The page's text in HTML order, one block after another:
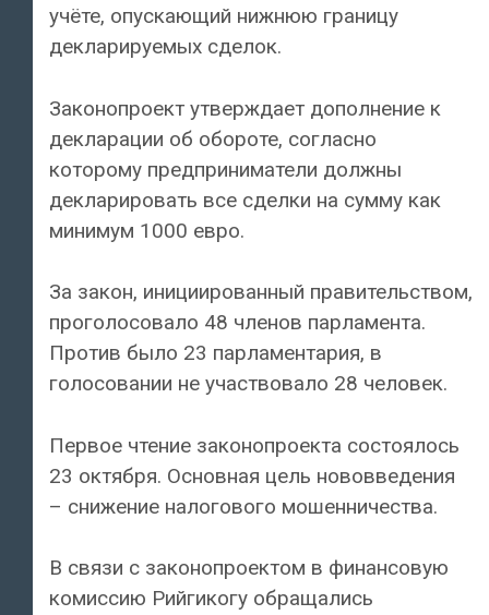
учёте, опускающий нижнюю границу
декларируемых сделок.
Законопроект утверждает дополнение к
декларации об обороте, согласно
которому предприниматели должны
декларировать все сделки на сумму как
минимум 1000 евро.
За закон, инициированный правительством,
проголосовало 48 членов парламента.
Против было 23 парламентария, в
голосовании не участвовало 28 человек.
Первое чтение законопроекта состоялось
23 октября. Основная цель нововведения
– снижение налогового мошенничества.
В связи с законопроектом в финансовую
комиссию Рийгикогу обращались